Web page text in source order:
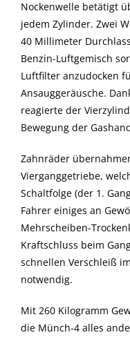
Nockenwelle betätigt
jedem Zylinder. Zwei
40 Millimeter
Benzin-Luftgemisch
Luftfilter anzudocken
Ansauggeräusche.
reagierte der
Bewegung der
Zahnräder
Vierganggetriebe,
Schaltfolge (der 1.
Fahrer einiges an
Mehrscheiben-
Kraftschluss beim
schnellen Verschleiß
notwendig.
Mit 260 Kilogramm
die Münch-4 alles